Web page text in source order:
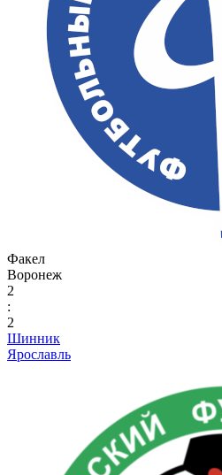
Факел
Воронеж
2
:
2
Шинник
Ярославль